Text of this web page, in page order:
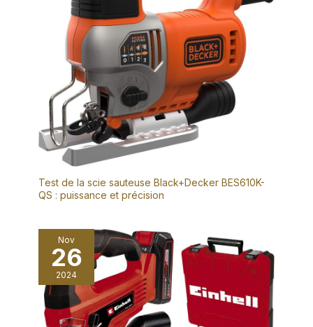
Test de la scie sauteuse Black+Decker BES610K-
QS : puissance et précision
Nov
26
2024